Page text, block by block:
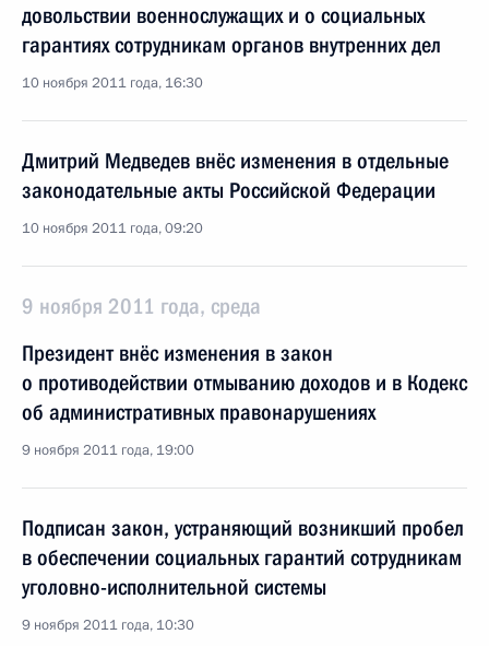
довольствии военнослужащих и о социальных
гарантиях сотрудникам органов внутренних дел
10 ноября 2011 года, 16:30
Дмитрий Медведев внёс изменения в отдельные
законодательные акты Российской Федерации
10 ноября 2011 года, 09:20
9 ноября 2011 года, среда
Президент внёс изменения в закон
о противодействии отмыванию доходов и в Кодекс
об административных правонарушениях
9 ноября 2011 года, 19:00
Подписан закон, устраняющий возникший пробел
в обеспечении социальных гарантий сотрудникам
уголовно-исполнительной системы
9 ноября 2011 года, 10:30